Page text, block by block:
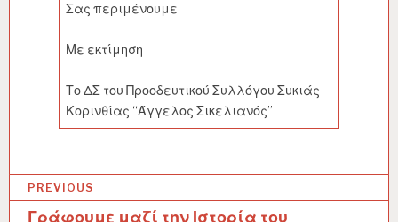
Σας περιμένουμε!
Με εκτίμηση
Το ΔΣ του Προοδευτικού Συλλόγου Συκιάς
Κορινθίας “Άγγελος Σικελιανός”
PREVIOUS
Γράφουμε μαζί την Ιστορία του